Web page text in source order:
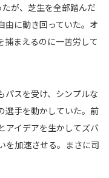
が、芝生を全部踏んだ
由に動き回っていた。オ
捕まえるのに一苦労して
スを受け、シンプルな
選手を動かしていた。前
アイデアを生かしてズバ
を加速させる。まさに司